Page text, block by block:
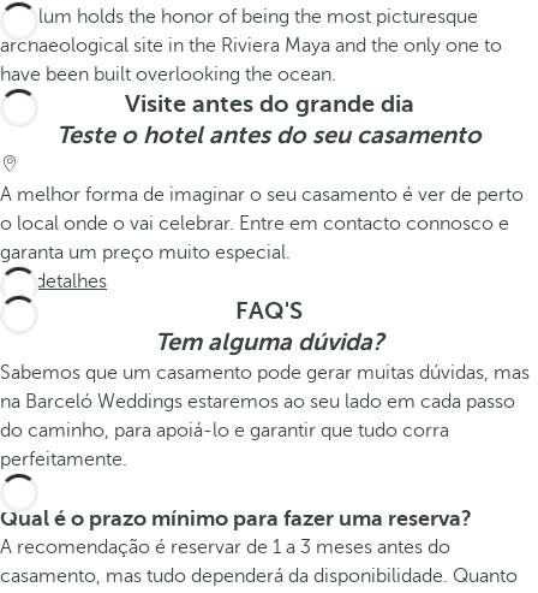
Visite antes do grande dia
Teste o hotel antes do seu casamento
A melhor forma de imaginar o seu casamento é ver de perto
o local onde o vai celebrar. Entre em contacto connosco e
garanta um preço muito especial.
Ver detalhes
FAQ'S
Tem alguma dúvida?
Sabemos que um casamento pode gerar muitas dúvidas, mas
na Barceló Weddings estaremos ao seu lado em cada passo
do caminho, para apoiá-lo e garantir que tudo corra
perfeitamente.
Qual é o prazo mínimo para fazer uma reserva?
A recomendação é reservar de 1 a 3 meses antes do
casamento, mas tudo dependerá da disponibilidade. Quanto